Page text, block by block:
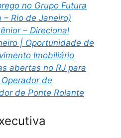
no Grupo Futura
– Rio de Janeiro)
– Direcional
| Oportunidade de
Imobiliário
abertas no RJ para
de
de Ponte Rolante